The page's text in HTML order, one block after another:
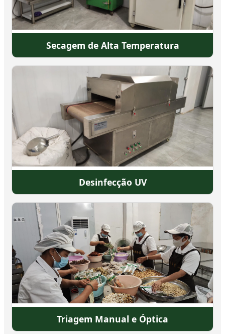
Secagem de Alta Temperatura
Desinfecção UV
Triagem Manual e Óptica